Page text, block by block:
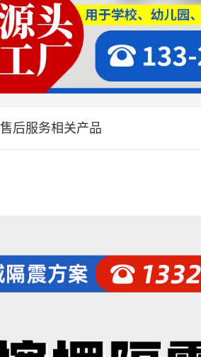
售后服务相关产品